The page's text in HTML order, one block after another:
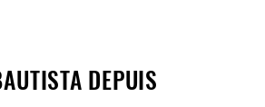
DEPUIS